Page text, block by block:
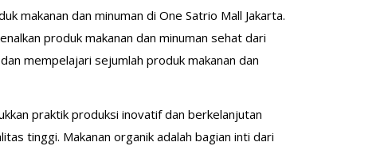
makanan dan minuman di One Satrio Mall Jakarta.
produk makanan dan minuman sehat dari
mempelajari sejumlah produk makanan dan
praktik produksi inovatif dan berkelanjutan
tinggi. Makanan organik adalah bagian inti dari